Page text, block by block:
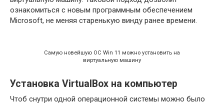
ознакомиться с новым программным обеспечением
Microsoft, не меняя старенькую винду ранее времени.
Самую новейшую ОС Win 11 можно установить на
виртуальную машину
Установка VirtualBox на компьютер
Чтоб снутри одной операционной системы можно было